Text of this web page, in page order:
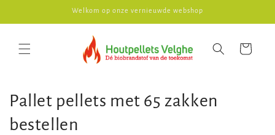
content
Welkom op onze vernieuwde webshop
Winkelwagen
C
o
Pallet pellets met 65 zakken
bestellen